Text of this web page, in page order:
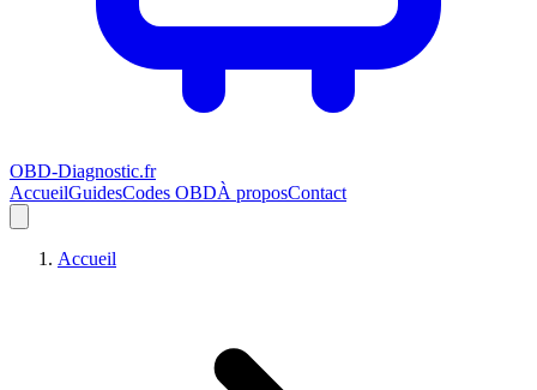
OBD-Diagnostic.fr
AccueilGuidesCodes OBDÀ proposContact
Accueil